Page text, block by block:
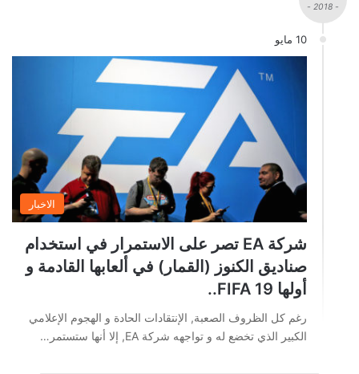
- 2018 -
10 مايو
الاخبار
شركة EA تصر على الاستمرار في استخدام
صناديق الكنوز (القمار) في ألعابها القادمة و
أولها FIFA 19..
رغم كل الظروف الصعبة, الإنتقادات الحادة و الهجوم الإعلامي
الكبير الذي تخضع له و تواجهه شركة EA, إلا أنها ستستمر…